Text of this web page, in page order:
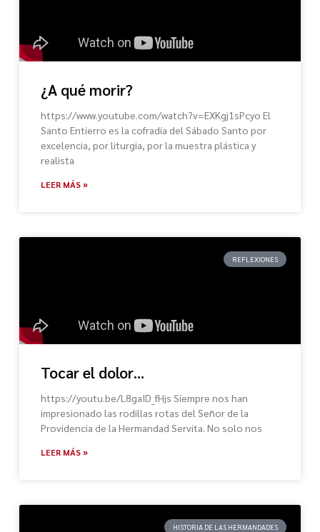
¿A qué morir?
https://www.youtube.com/watch?v=EXKgj1sPcyo El
Santo Entierro es la cofradía del Sábado Santo por
excelencia, por liturgia, por la muestra plástica y
realista
LEER MÁS »
REFLEXIONES
Tocar el dolor…
https://youtu.be/L8gaID_fHjs Siempre nos han
impresionado las rodillas rotas del Señor de la
Providencia de la Hermandad Servita. No solo nos
LEER MÁS »
HISTORIA DE LAS HERMANDADES